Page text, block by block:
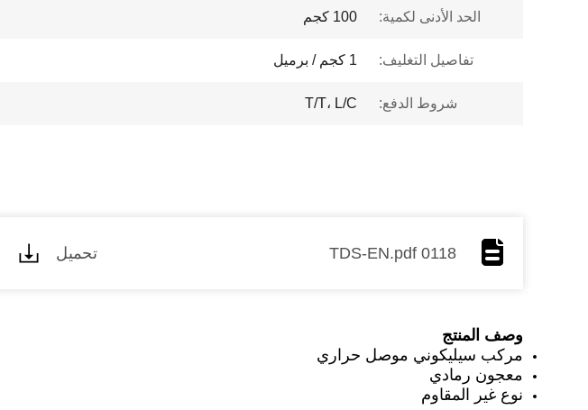
الحد الأدنى لكمية: 100 كجم
تفاصيل التغليف: 1 كجم / برميل
شروط الدفع: T/T، L/C
0118 TDS-EN.pdf تحميل
وصف المنتج
مركب سيليكوني موصل حراري
معجون رمادي
نوع غير المقاوم